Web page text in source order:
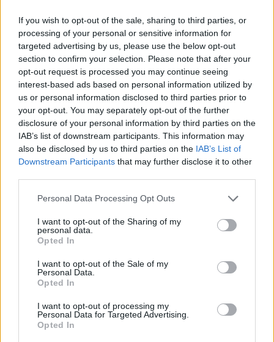
If you wish to opt-out of the sale, sharing to third parties, or
processing of your personal or sensitive information for
targeted advertising by us, please use the below opt-out
section to confirm your selection. Please note that after your
opt-out request is processed you may continue seeing
interest-based ads based on personal information utilized by
us or personal information disclosed to third parties prior to
your opt-out. You may separately opt-out of the further
disclosure of your personal information by third parties on the
IAB’s list of downstream participants. This information may
also be disclosed by us to third parties on the IAB’s List of
Downstream Participants that may further disclose it to other
Please note that this website/app uses one or more Google
not limited to your visit or usage behaviour. You may click to
grant or deny consent to Google and its third-party tags to
use your data for below specified purposes in below Google
consent section.
Personal Data Processing Opt Outs
I want to opt-out of the Sharing of my
personal data.
Opted In
I want to opt-out of the Sale of my
Personal Data.
Opted In
I want to opt-out of processing my
Personal Data for Targeted Advertising.
Opted In